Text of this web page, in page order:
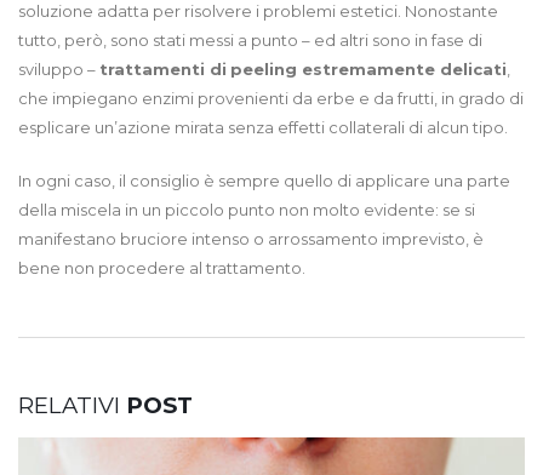
soluzione adatta per risolvere i problemi estetici. Nonostante
tutto, però, sono stati messi a punto – ed altri sono in fase di
sviluppo – trattamenti di peeling estremamente delicati
che impiegano enzimi provenienti da erbe e da frutti, in grado di
esplicare un’azione mirata senza effetti collaterali di alcun tipo.
In ogni caso, il consiglio è sempre quello di applicare una parte
della miscela in un piccolo punto non molto evidente: se si
manifestano bruciore intenso o arrossamento imprevisto, è
bene non procedere al trattamento.
RELATIVI POST